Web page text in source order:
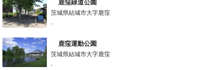
鹿窪緑道公園
茨城県結城市大字鹿窪
-
鹿窪運動公園
茨城県結城市大字鹿窪
-